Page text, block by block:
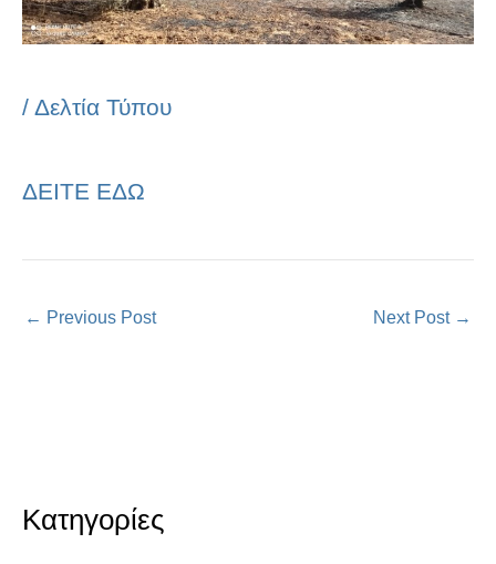
Κατηγορίες
/ Δελτία Τύπου
ΔΕΙΤΕ ΕΔΩ
← Previous Post Next Post →